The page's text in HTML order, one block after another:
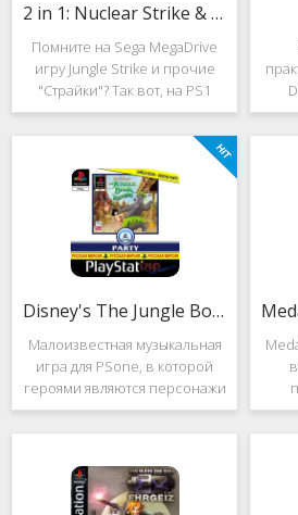
2 in 1: Nuclear Strike & Soviet Strike
Помните на Sega MegaDrive
игру Jungle Strike и прочие
"Страйки"? Так вот, на PS1
данная серия продолжила
своё существование. Вышло
ещё 2 "Страйка", где мы всё
так же управляем вертолётом
и уничтожаем
Disney's The Jungle Book: Groove Party
Малоизвестная музыкальная
игра для PSone, в которой
героями являются персонажи
"Книги джунглей". Это не
платформер и не Action.
оригинален. Перед стартом
вы будете выбирать песню.